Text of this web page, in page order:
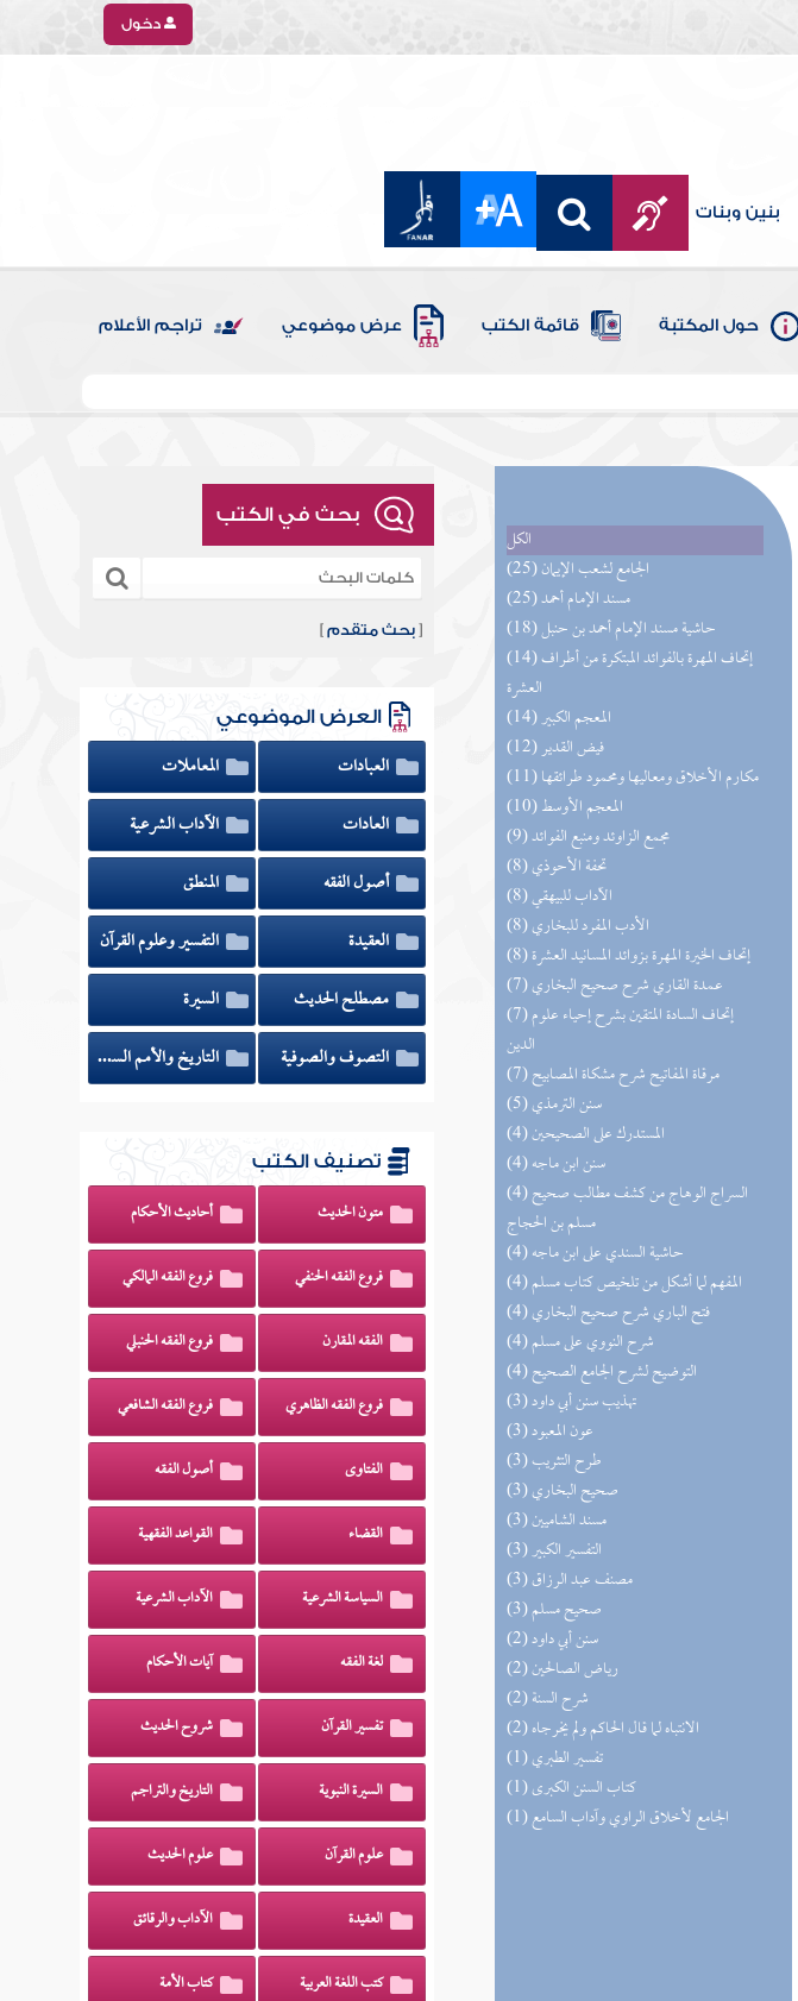
دخول
بنين وبنات
حول المكتبة قائمة الكتب عرض موضوعي تراجم الأعلام
الكل
(25) الجامع لشعب الإيمان
(25) مسند الإمام أحمد
(18) حاشية مسند الإمام أحمد بن حنبل
(14) إتحاف المهرة بالفوائد المبتكرة من أطراف
العشرة
(14) المعجم الكبير
(12) فيض القدير
(11) مكارم الأخلاق ومعاليها ومحمود طرائقها
(10) المعجم الأوسط
(9) مجمع الزاوئد ومنبع الفوائد
(8) تحفة الأحوذي
(8) الآداب للبيهقي
(8) الأدب المفرد للبخاري
(8) إتحاف الخيرة المهرة بزوائد المسانيد العشرة
(7) عمدة القاري شرح صحيح البخاري
(7) إتحاف السادة المتقين بشرح إحياء علوم
الدين
(7) مرقاة المفاتيح شرح مشكاة المصابيح
(5) سنن الترمذي
(4) المستدرك على الصحيحين
(4) سنن ابن ماجه
(4) السراج الوهاج من كشف مطالب صحيح
مسلم بن الحجاج
(4) حاشية السندي على ابن ماجه
(4) المفهم لما أشكل من تلخيص كتاب مسلم
(4) فتح الباري شرح صحيح البخاري
(4) شرح النووي على مسلم
(4) التوضيح لشرح الجامع الصحيح
(3) تهذيب سنن أبي داود
(3) عون المعبود
(3) طرح التثريب
(3) صحيح البخاري
(3) مسند الشاميين
(3) التفسير الكبير
(3) مصنف عبد الرزاق
(3) صحيح مسلم
(2) سنن أبي داود
(2) رياض الصالحين
(2) شرح السنة
(2) الانتباه لما قال الحاكم ولم يخرجاه
(1) تفسير الطبري
(1) كتاب السنن الكبرى
(1) الجامع لأخلاق الراوي وآداب السامع
بحث في الكتب
[بحث متقدم ]
العرض الموضوعي
العبادات
المعاملات
العادات
الآداب الشرعية
أصول الفقه
المنطق
العقيدة
التفسير وعلوم القرآن
مصطلح الحديث
السيرة
التصوف والصوفية
التاريخ والأمم السابقة
تصنيف الكتب
متون الحديث أحاديث الأحكام
فروع الفقه الحنفي فروع الفقه المالكي
الفقه المقارن فروع الفقه الحنبلي
فروع الفقه الظاهري فروع الفقه الشافعي
الفتاوى أصول الفقه
القضاء القواعد الفقهية
السياسة الشرعية الآداب الشرعية
لغة الفقه آيات الأحكام
تفسير القرآن شروح الحديث
السيرة النبوية التاريخ والتراجم
علوم القرآن علوم الحديث
العقيدة الآداب والرقائق
كتب اللغة العربية كتاب الأمة